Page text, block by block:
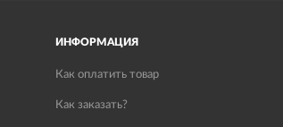
ИНФОРМАЦИЯ
Как оплатить товар
Как заказать?